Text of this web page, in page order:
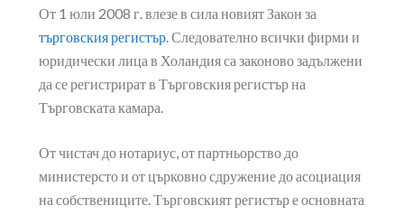
От 1 юли 2008 г. влезе в сила новият Закон за
търговския регистър. Следователно всички фирми и
юридически лица в Холандия са законово задължени
да се регистрират в Търговския регистър на
Търговската камара.
От чистач до нотариус, от партньорство до
министерсто и от църковно сдружение до асоциация
на собствениците. Търговският регистър е основната